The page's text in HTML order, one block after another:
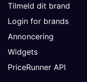
Tilmeld dit brand
Login for brands
Annoncering
Widgets
PriceRunner API